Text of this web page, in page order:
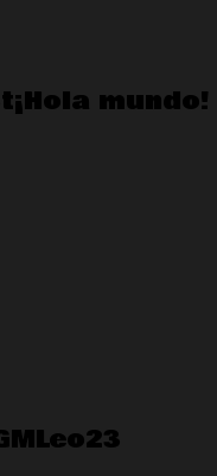
¡Hola mundo!